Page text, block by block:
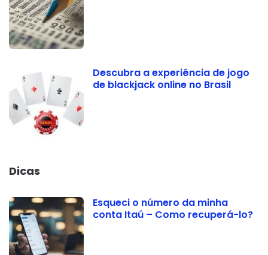
Descubra a experiência de jogo
de blackjack online no Brasil
Dicas
Esqueci o número da minha
conta Itaú – Como recuperá-lo?